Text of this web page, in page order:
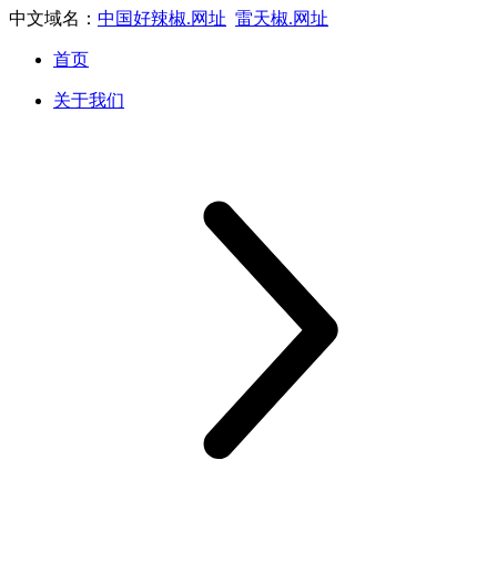
中文域名： 中国好辣椒.网址 雷天椒.网址
首页
关于我们